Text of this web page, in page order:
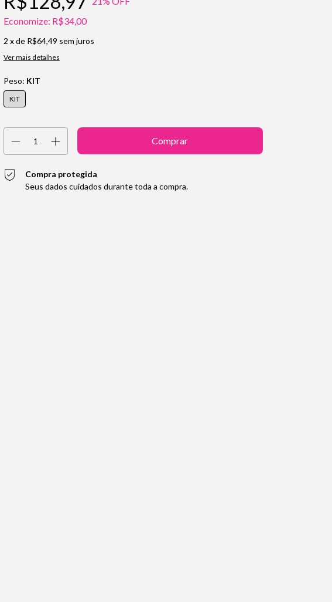
Economize: R$34,00
2 x de R$64,49 sem juros
Ver mais detalhes
Peso: KIT
KIT
Compra protegida
Seus dados cuidados durante toda a compra.